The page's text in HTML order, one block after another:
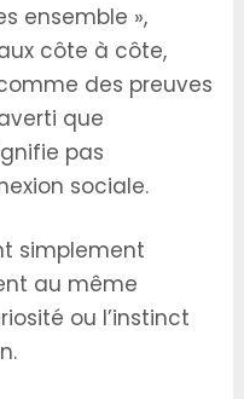
ensemble »,
côte à côte,
des preuves
que
pas
sociale.
simplement
au même
ou l’instinct